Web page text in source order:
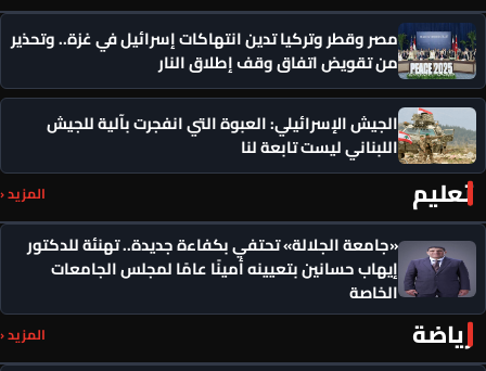
مصر وقطر وتركيا تدين انتهاكات إسرائيل في غزة.. وتحذير
من تقويض اتفاق وقف إطلاق النار
الجيش الإسرائيلي: العبوة التي انفجرت بآلية للجيش
اللبناني ليست تابعة لنا
تعليم المزيد ‹
«جامعة الجلالة» تحتفي بكفاءة جديدة.. تهنئة للدكتور
إيهاب حسانين بتعيينه أمينًا عامًا لمجلس الجامعات
الخاصة
رياضة المزيد ‹